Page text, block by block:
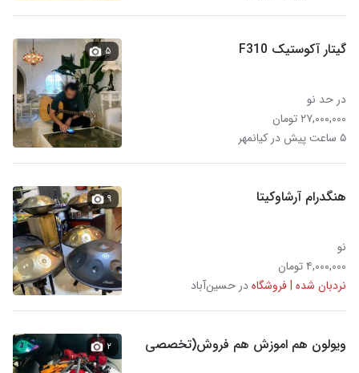
گیتار آکوستیک F310
در حد نو
۲۷,۰۰۰,۰۰۰ تومان
۵ ساعت پیش در کیانمهر
۵
هنگدرام آرشاوکیتا
نو
۴,۰۰۰,۰۰۰ تومان
نردبان شده | فروشگاهدر حسین‌آباد
۹
ویولون هم اموزش هم فروش(تخصصی ۲